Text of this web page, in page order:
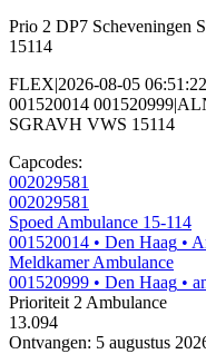
Prio 2 DP7 Scheveningen
15114
FLEX|2026-08-05
001520014
SGRAVH VWS 15114
Capcodes:
002029581
002029581
Spoed Ambulance 15-114
001520014 • Den Haag •
Meldkamer Ambulance
001520999 • Den Haag •
Prioriteit 2 Ambulance
13.094
Ontvangen: 5 augustus